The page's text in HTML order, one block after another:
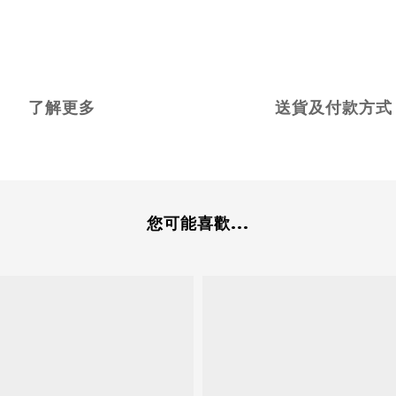
了解更多 送貨及付款方式
您可能喜歡...